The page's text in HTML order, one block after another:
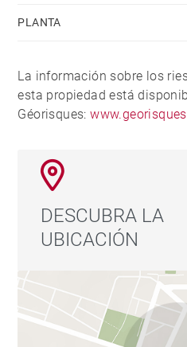
PLANTA
La información sobre los
esta propiedad está
Géorisques:
DESCUBRA LA
UBICACIÓN